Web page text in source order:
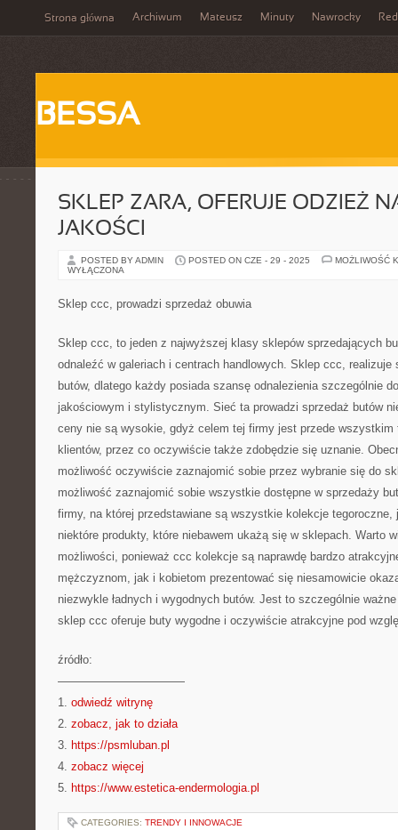
Strona główna Archiwum Mateusz Minuty Nawrocky
BESSA
SKLEP ZARA, OFERUJE ODZIEŻ
JAKOŚCI
POSTED BY ADMIN POSTED ON CZE - 29 - 2025
MOŻLIWOŚĆ
WYŁĄCZONA
Sklep ccc, prowadzi sprzedaż obuwia
Sklep ccc, to jeden z najwyższej klasy sklepów sprzedających
odnaleźć w galeriach i centrach handlowych. Sklep ccc, realizuje
butów, dlatego każdy posiada szansę odnalezienia szczególnie
jakościowym i stylistycznym. Sieć ta prowadzi sprzedaż butów
ceny nie są wysokie, gdyż celem tej firmy jest przede wszystkim
klientów, przez co oczywiście także zdobędzie się uznanie.
możliwość oczywiście zaznajomić sobie przez wybranie się do
możliwość zaznajomić sobie wszystkie dostępne w sprzedaży
firmy, na której przedstawiane są wszystkie kolekcje
niektóre produkty, które niebawem ukażą się w sklepach. Warto
możliwości, ponieważ ccc kolekcje są naprawdę bardzo
mężczyznom, jak i kobietom prezentować się niesamowicie
niezwykle ładnych i wygodnych butów. Jest to szczególnie
sklep ccc oferuje buty wygodne i oczywiście atrakcyjne pod
źródło:
———————————
1. odwiedź witrynę
2. zobacz, jak to działa
3. https://psmluban.pl
4. zobacz więcej
5. https://www.estetica-endermologia.pl
CATEGORIES: TRENDY I INNOWACJE